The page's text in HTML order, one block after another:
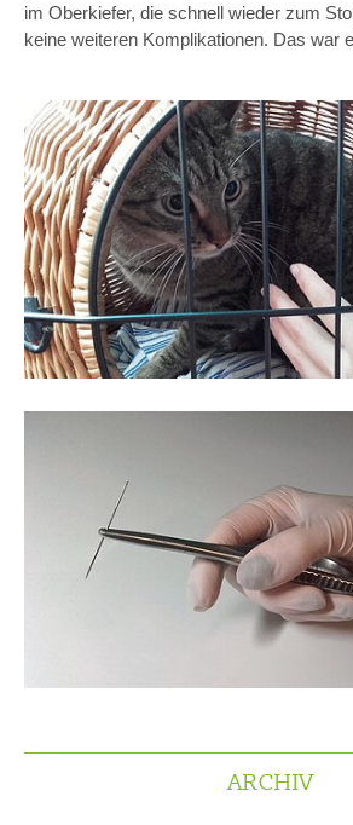
im Oberkiefer, die schnell wieder zum
keine weiteren Komplikationen. Das war
ARCHIV